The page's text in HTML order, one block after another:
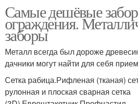
Самые дешёвые
ограждения.
заборы
Металл всегда был дороже
дачники могут найти для себя
Сетка рабица.Рифленая (тканая)
рулонная и плоская сварная сетка